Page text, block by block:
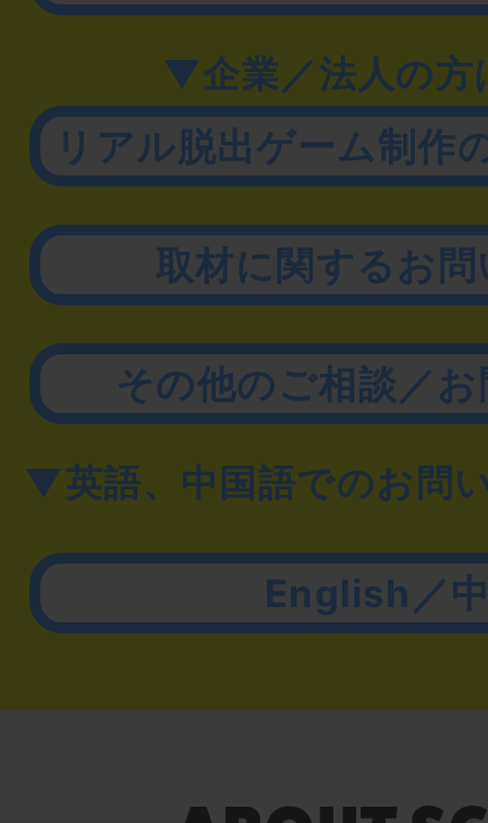
▼企業／法人の方
リアル脱出ゲーム制作
取材に関するお
その他のご相談／
▼英語、中国語でのお問
English／